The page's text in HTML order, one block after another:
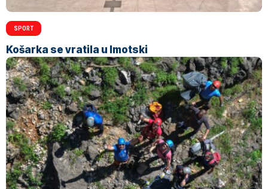
SPORT
Košarka se vratila u Imotski